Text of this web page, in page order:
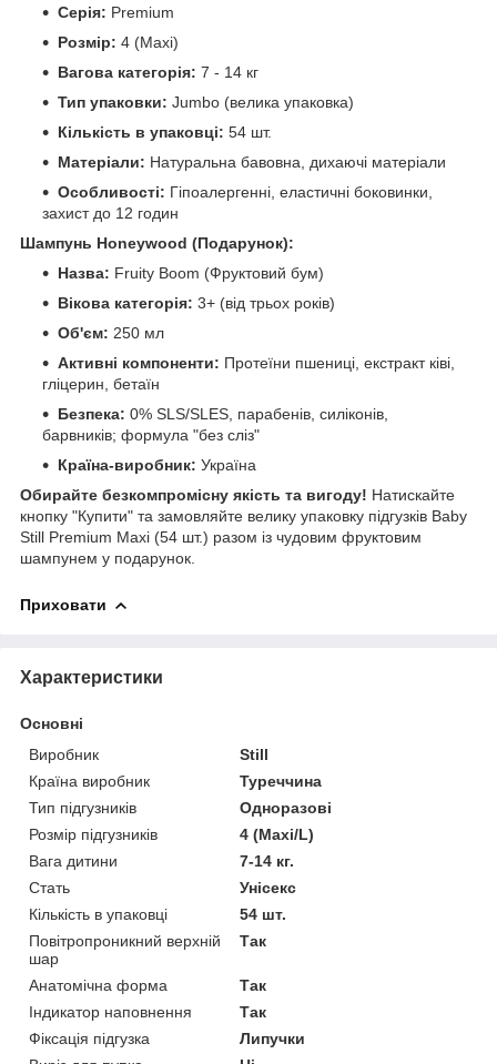
Серія: Premium
Розмір: 4 (Maxi)
Вагова категорія: 7 - 14 кг
Тип упаковки: Jumbo (велика упаковка)
Кількість в упаковці: 54 шт.
Матеріали: Натуральна бавовна, дихаючі матеріали
Особливості: Гіпоалергенні, еластичні боковинки,
захист до 12 годин
Шампунь Honeywood (Подарунок):
Назва: Fruity Boom (Фруктовий бум)
Вікова категорія: 3+ (від трьох років)
Об'єм: 250 мл
Активні компоненти: Протеїни пшениці, екстракт ківі,
гліцерин, бетаїн
Безпека: 0% SLS/SLES, парабенів, силіконів,
барвників; формула "без сліз"
Країна-виробник: Україна
Обирайте безкомпромісну якість та вигоду! Натискайте
кнопку "Купити" та замовляйте велику упаковку підгузків Baby
Still Premium Maxi (54 шт.) разом із чудовим фруктовим
шампунем у подарунок.
Приховати
Характеристики
Основні
Виробник
Still
Країна виробник
Туреччина
Тип підгузників
Одноразові
Розмір підгузників
4 (Maxi/L)
Вага дитини
7-14 кг.
Стать
Унісекс
Кількість в упаковці
54 шт.
Повітропроникний верхній
шар
Так
Анатомічна форма
Так
Індикатор наповнення
Так
Фіксація підгузка
Липучки